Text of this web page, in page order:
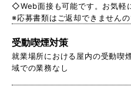
◇Web面接も可能です。お気軽
※応募書類はご返却できません
受動喫煙対策
就業場所における屋内の受動喫
域での業務なし